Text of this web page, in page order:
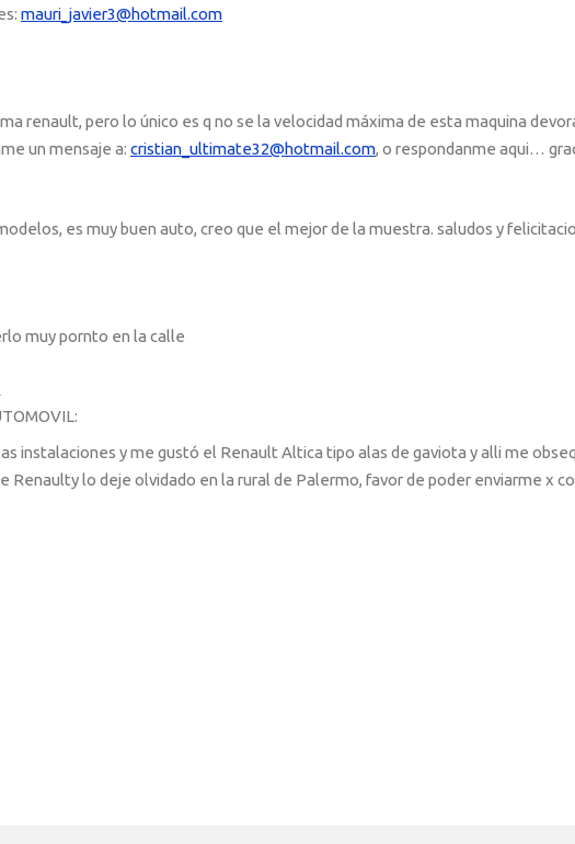
mauri_javier3@hotmail.com
renault, pero lo único es q no se la velocidad máxima de esta maquina
un mensaje a: cristian_ultimate32@hotmail.com, o respondanme aqui…
es muy buen auto, creo que el mejor de la muestra. saludos y
muy pornto en la calle
instalaciones y me gustó el Renault Altica tipo alas de gaviota y alli me
Renaulty lo deje olvidado en la rural de Palermo, favor de poder enviarme x